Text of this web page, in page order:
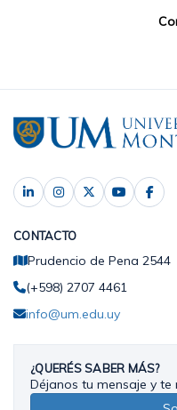
CONTACTO
Prudencio de Pena 2544
(+598) 2707 4461
info@um.edu.uy
¿QUERÉS SABER MÁS?
Déjanos tu mensaje y